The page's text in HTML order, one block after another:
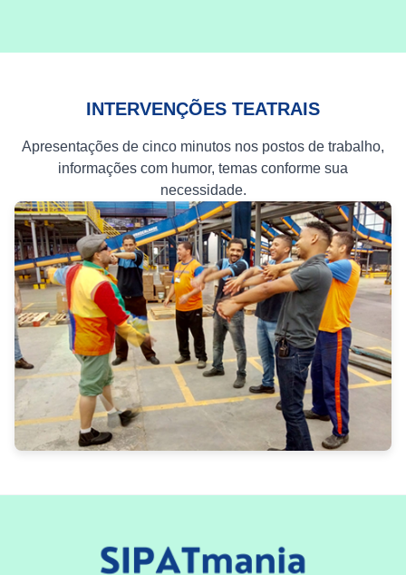
INTERVENÇÕES TEATRAIS
Apresentações de cinco minutos nos postos de trabalho,
informações com humor, temas conforme sua
necessidade.